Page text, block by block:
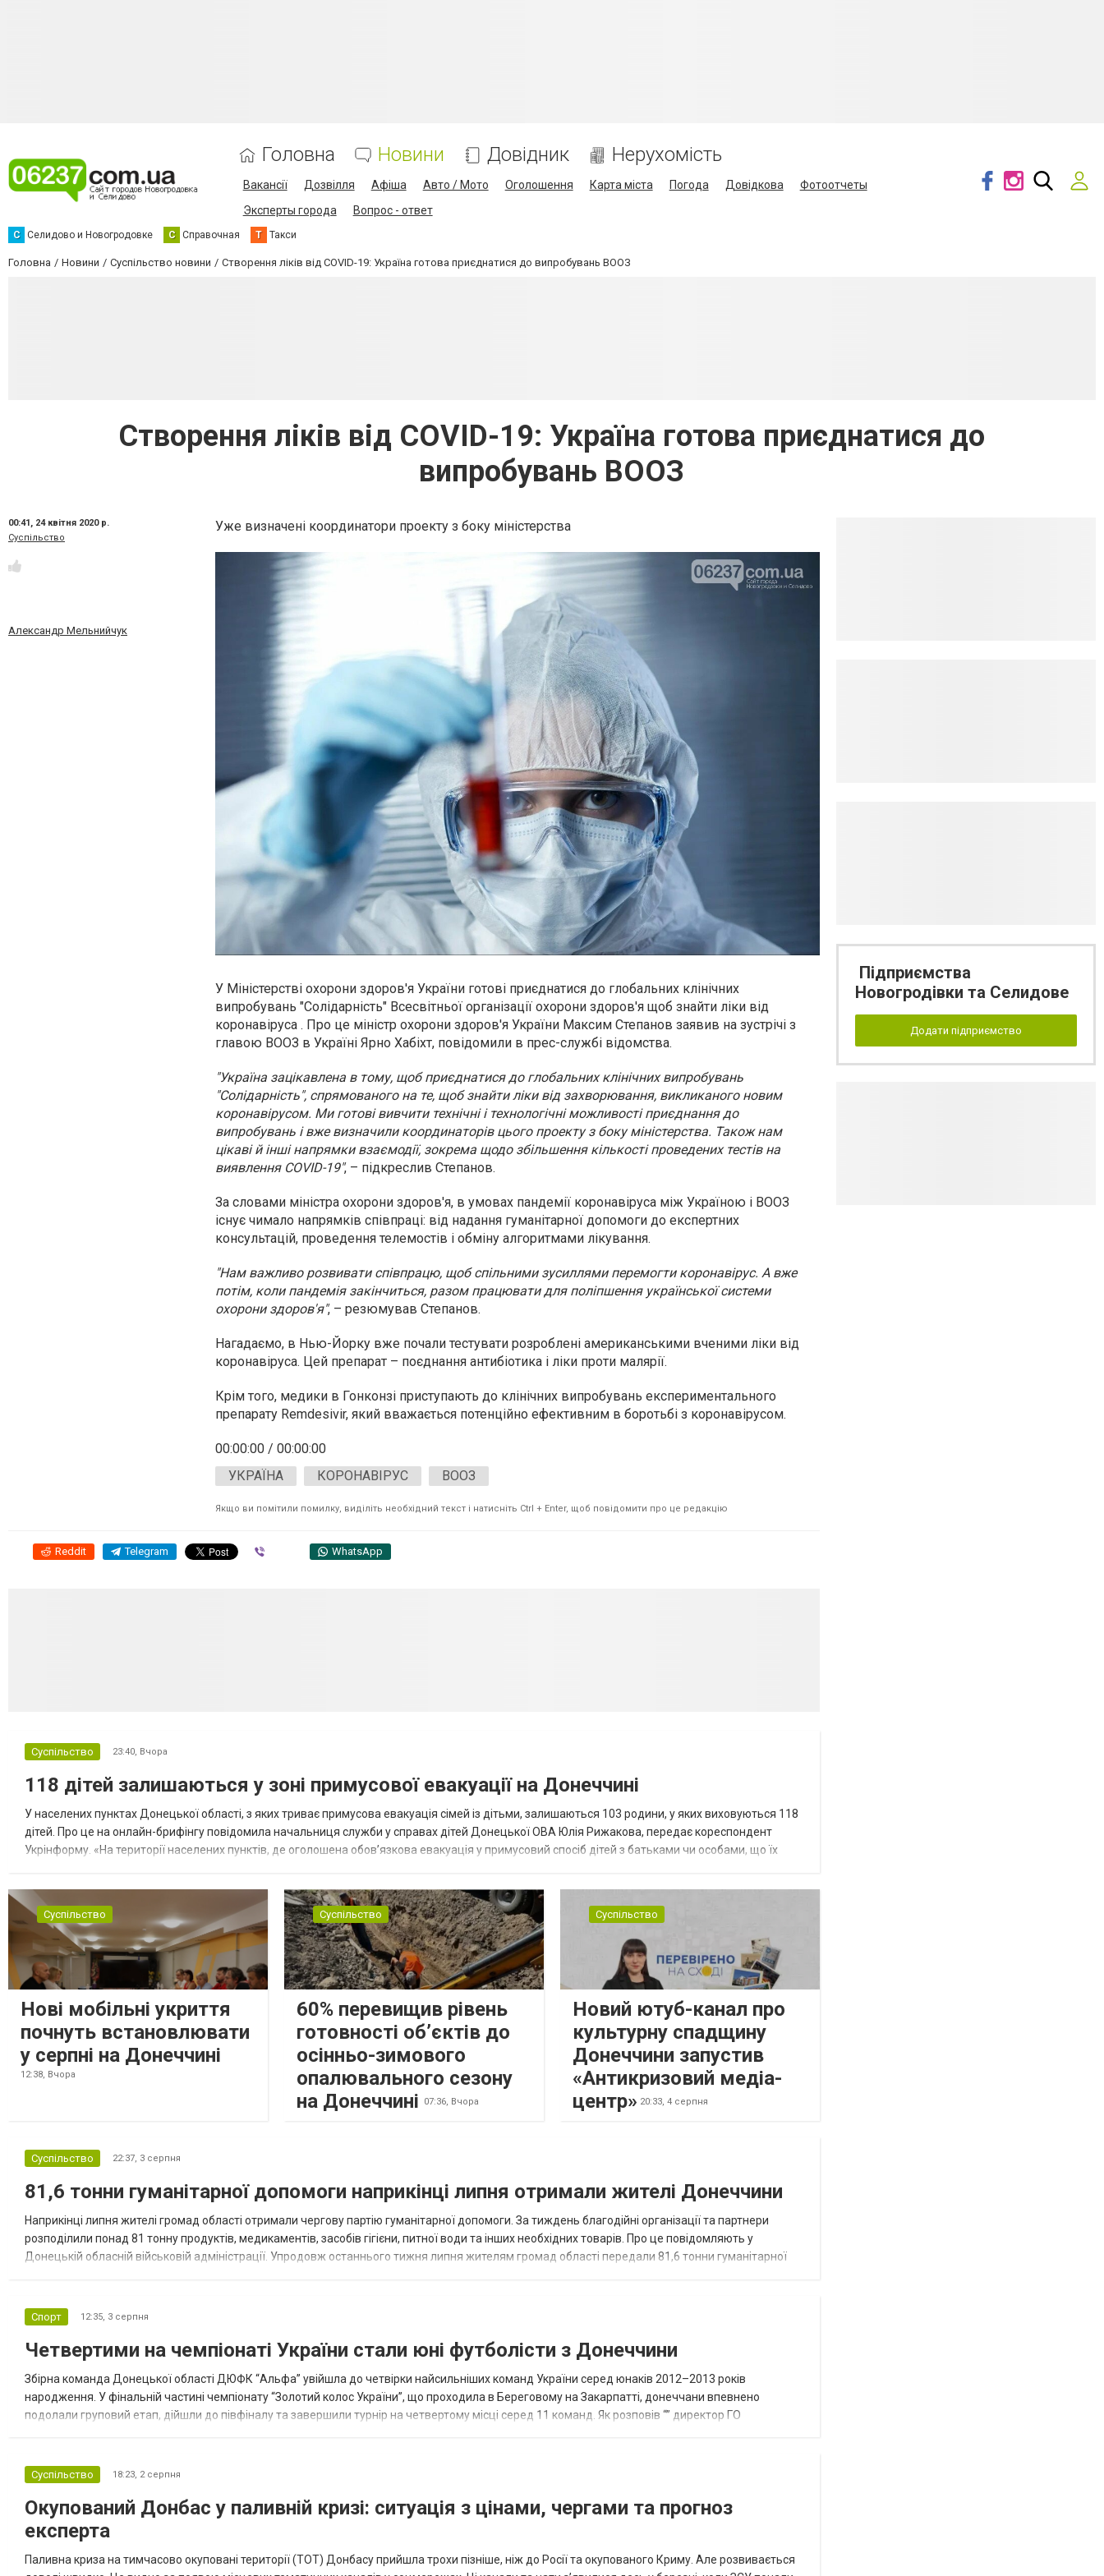
Головна Новини Довідник Нерухомість
Вакансії Дозвілля Афіша Авто / Мото Оголошення Карта міста Погода Довідкова
Фотоотчеты
Эксперты города
Вопрос - ответ
С Селидово и Новогродовке С Справочная Т Такси
Головна Новини Суспільство новини Створення ліків від COVID-19: Україна готова приєднатися до випробувань ВООЗ
Створення ліків від COVID-19: Україна готова приєднатися до
випробувань ВООЗ
00:41, 24 квітня 2020 р.
Суспільство
Александр Мельнийчук
Уже визначені координатори проекту з боку міністерства
У Міністерстві охорони здоров'я України готові приєднатися до глобальних клінічних
випробувань "Солідарність" Всесвітньої організації охорони здоров'я щоб знайти ліки від
коронавіруса . Про це міністр охорони здоров'я України Максим Степанов заявив на зустрічі з
главою ВООЗ в Україні Ярно Хабіхт, повідомили в прес-службі відомства.
"Україна зацікавлена в тому, щоб приєднатися до глобальних клінічних випробувань
"Солідарність", спрямованого на те, щоб знайти ліки від захворювання, викликаного новим
коронавірусом. Ми готові вивчити технічні і технологічні можливості приєднання до
випробувань і вже визначили координаторів цього проекту з боку міністерства. Також нам
цікаві й інші напрямки взаємодії, зокрема щодо збільшення кількості проведених тестів на
виявлення COVID-19", – підкреслив Степанов.
За словами міністра охорони здоров'я, в умовах пандемії коронавіруса між Україною і ВООЗ
існує чимало напрямків співпраці: від надання гуманітарної допомоги до експертних
консультацій, проведення телемостів і обміну алгоритмами лікування.
"Нам важливо розвивати співпрацю, щоб спільними зусиллями перемогти коронавірус. А вже
потім, коли пандемія закінчиться, разом працювати для поліпшення української системи
охорони здоров'я", – резюмував Степанов.
Нагадаємо, в Нью-Йорку вже почали тестувати розроблені американськими вченими ліки від
коронавіруса. Цей препарат – поєднання антибіотика і ліки проти малярії.
Крім того, медики в Гонконзі приступають до клінічних випробувань експериментального
препарату Remdesivir, який вважається потенційно ефективним в боротьбі з коронавірусом.
00:00:00 / 00:00:00
УКРАЇНА
КОРОНАВІРУС ВООЗ
Якщо ви помітили помилку, виділіть необхідний текст і натисніть Ctrl + Enter, щоб повідомити про це редакцію
Reddit Telegram WhatsApp
Суспільство 23:40, Вчора
118 дітей залишаються у зоні примусової евакуації на Донеччині
У населених пунктах Донецької області, з яких триває примусова евакуація сімей із дітьми, залишаються 103 родини, у яких виховуються 118
дітей. Про це на онлайн-брифінгу повідомила начальниця служби у справах дітей Донецької ОВА Юлія Рижакова, передає кореспондент
Укрінформу. «На території населених пунктів, де оголошена обов’язкова евакуація у примусовий спосіб дітей з батьками чи особами, що їх
Суспільство
Нові мобільні укриття
почнуть встановлювати
у серпні на Донеччині
12:38, Вчора
Суспільство
60% перевищив рівень
готовності об’єктів до
осінньо-зимового
опалювального сезону
на Донеччині
07:36, Вчора
Суспільство
Новий ютуб-канал про
культурну спадщину
Донеччини запустив
«Антикризовий медіа-
центр» 20:33, 4 серпня
Суспільство 22:37, 3 серпня
81,6 тонни гуманітарної допомоги наприкінці липня отримали жителі Донеччини
Наприкінці липня жителі громад області отримали чергову партію гуманітарної допомоги. За тиждень благодійні організації та партнери
розподілили понад 81 тонну продуктів, медикаментів, засобів гігієни, питної води та інших необхідних товарів. Про це повідомляють у
Донецькій обласній військовій адміністрації. Упродовж останнього тижня липня жителям громад області передали 81,6 тонни гуманітарної
Спорт 12:35, 3 серпня
Четвертими на чемпіонаті України стали юні футболісти з Донеччини
Збірна команда Донецької області ДЮФК “Альфа” увійшла до четвірки найсильніших команд України серед юнаків 2012–2013 років
народження. У фінальній частині чемпіонату “Золотий колос України”, що проходила в Береговому на Закарпатті, донеччани впевнено
подолали груповий етап, дійшли до півфіналу та завершили турнір на четвертому місці серед 11 команд. Як розповів “” директор ГО
Суспільство 18:23, 2 серпня
Окупований Донбас у паливній кризі: ситуація з цінами, чергами та прогноз
експерта
Паливна криза на тимчасово окуповані території (ТОТ) Донбасу прийшла трохи пізніше, ніж до Росії та окупованого Криму. Але розвивається
Підприємства
Новогродівки та Селидове
Додати підприємство